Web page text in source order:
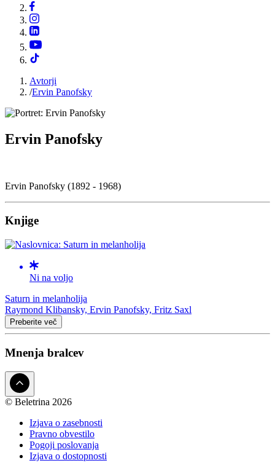
Avtorji
/Ervin Panofsky
Ervin Panofsky
Ervin Panofsky (1892 - 1968)
Knjige
Ni na voljo
Saturn in melanholija
Raymond Klibansky, Ervin Panofsky, Fritz Saxl
Preberite več
Mnenja bralcev
© Beletrina 2026
Izjava o zasebnosti
Pravno obvestilo
Pogoji poslovanja
Izjava o dostopnosti